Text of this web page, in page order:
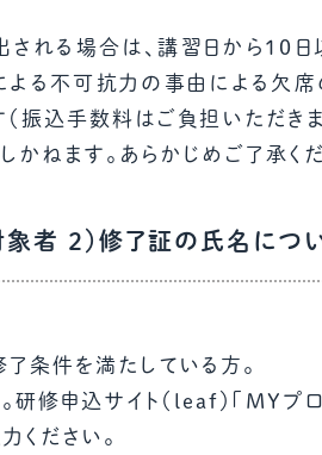
れる場合は、講習日から10
る不可抗力の事由による欠
振込手数料はご負担いただきま
ねます。あらかじめご了承くだ
者 ２）修了証の氏名につ
条件を満たしている方。
修申込サイト（leaf）「MYプロ
ください。